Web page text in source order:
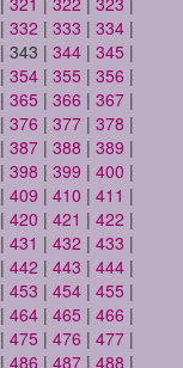
| 332 | 333 | 334 |
| 343 | 344 | 345 |
| 354 | 355 | 356 |
| 365 | 366 | 367 |
| 376 | 377 | 378 |
| 387 | 388 | 389 |
| 398 | 399 | 400 |
| 409 | 410 | 411 |
| 420 | 421 | 422 |
| 431 | 432 | 433 |
| 442 | 443 | 444 |
| 453 | 454 | 455 |
| 464 | 465 | 466 |
| 475 | 476 | 477 |
| 486 | 487 | 488 |